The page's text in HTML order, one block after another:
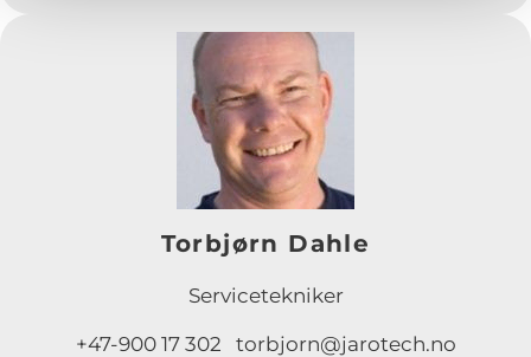
Torbjørn Dahle
Servicetekniker
+47-900 17 302 torbjorn@jarotech.no